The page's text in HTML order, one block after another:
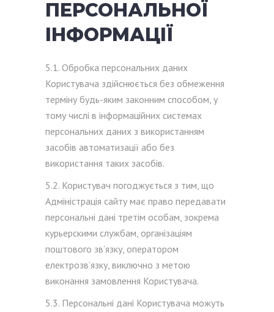
ПЕРСОНАЛЬНОЇ
ІНФОРМАЦІЇ
5.1. Обробка персональних даних
Користувача здійснюється без обмеження
терміну будь-яким законним способом, у
тому числі в інформаційних системах
персональних даних з використанням
засобів автоматизації або без
використання таких засобів.
5.2. Користувач погоджується з тим, що
Адміністрація сайту має право передавати
персональні дані третім особам, зокрема
курьерскими службам, організаціям
поштового зв’язку, оператором
електрозв’язку, виключно з метою
виконання замовлення Користувача.
5.3. Персональні дані Користувача можуть